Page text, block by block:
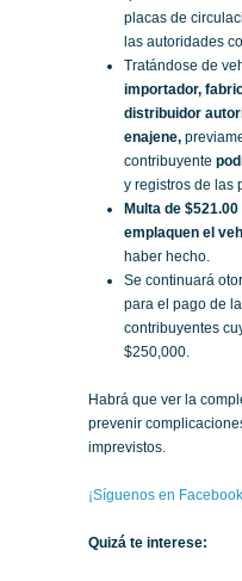
placas de
las autoridades
Tratándose de
importador,
distribuidor
enajene,
contribuyente
y registros de las
Multa de
emplaquen el
haber hecho.
Se continuará
para el pago de
contribuyentes
$250,000.
Habrá que ver la
prevenir
imprevistos.
¡Síguenos en
Quizá te interese: